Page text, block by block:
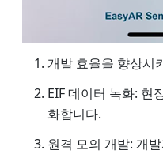
개발 효율을 향상시
EIF 데이터 녹화: 현
화합니다.
원격 모의 개발: 개